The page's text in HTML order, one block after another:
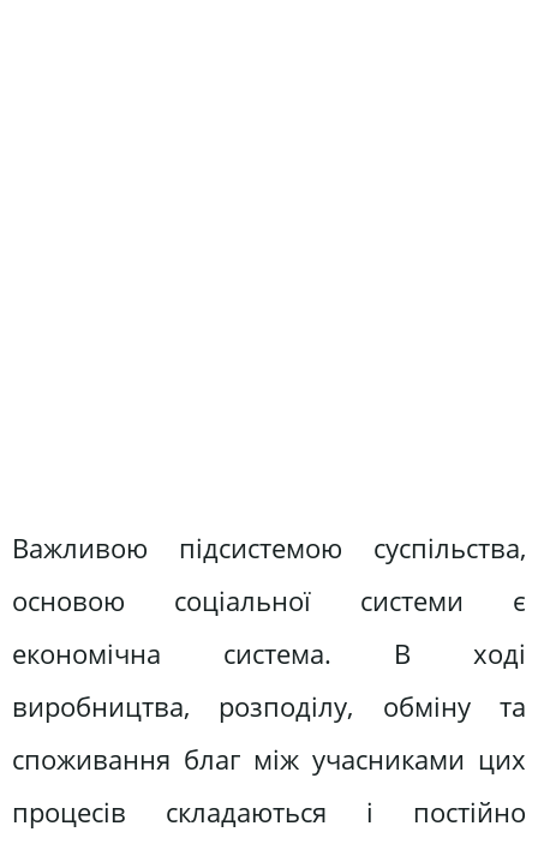
Важливою підсистемою суспільства,
основою соціальної системи є
економічна система. В ході
виробництва, розподілу, обміну та
споживання благ між учасниками цих
процесів складаються і постійно